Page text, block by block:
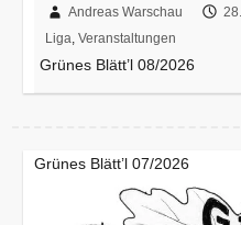
Andreas Warschau
Liga,Veranstaltungen
Grünes Blätt’l 08/2026
Grünes Blätt’l 07/2026